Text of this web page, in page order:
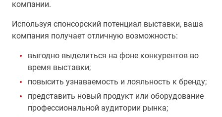
компании.
Используя спонсорский потенциал выставки, ваша
компания получает отличную возможность:
выгодно выделиться на фоне конкурентов во
время выставки;
повысить узнаваемость и лояльность к бренду;
представить новый продукт или оборудование
профессиональной аудитории рынка;